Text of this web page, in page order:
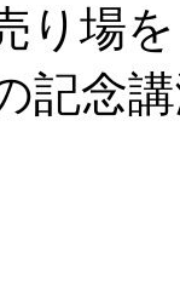
り場
記念